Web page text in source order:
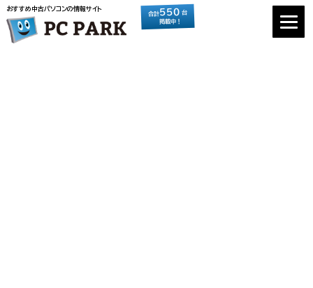
おすすめ中古パソコンの情報サイト
合計550 台
掲載中！